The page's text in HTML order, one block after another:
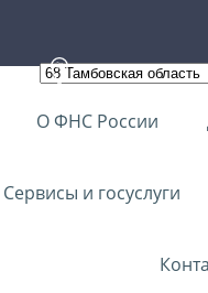
О ФНС России
Сервисы и госуслуги